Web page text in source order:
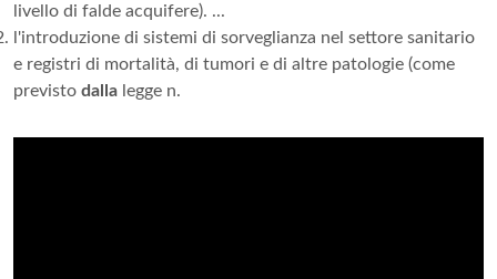
livello di falde acquifere). ...
l'introduzione di sistemi di sorveglianza nel settore sanitario
e registri di mortalità, di tumori e di altre patologie (come
previsto dalla legge n.